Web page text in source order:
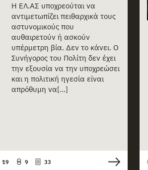
Η ΕΛ.ΑΣ υποχρεούται να
αντιμετωπίζει πειθαρχικά τους
αστυνομικούς που
αυθαιρετούν ή ασκούν
υπέρμετρη βία. Δεν το κάνει. Ο
Συνήγορος του Πολίτη δεν έχει
την εξουσία να την υποχρεώσει
και η πολιτική ηγεσία είναι
απρόθυμη να[...]
19 9 33